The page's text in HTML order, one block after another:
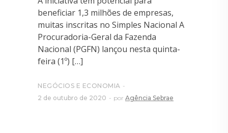
beneficiar 1,3 milhões de empresas,
muitas inscritas no Simples Nacional A
Procuradoria-Geral da Fazenda
Nacional (PGFN) lançou nesta quinta-
feira (1º) […]
NEGÓCIOS E ECONOMIA
2 de outubro de 2020
por Agência Sebrae